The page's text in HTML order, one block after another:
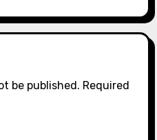
be published. Required